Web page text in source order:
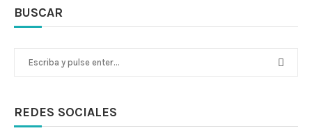
BUSCAR
REDES SOCIALES